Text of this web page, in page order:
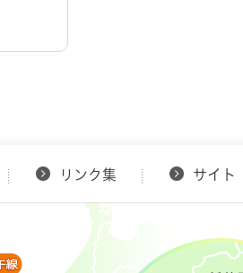
リンク集 サイト